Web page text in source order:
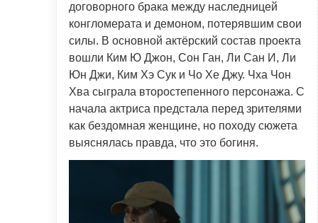
договорного брака между наследницей
конгломерата и демоном, потерявшим свои
силы. В основной актёрский состав проекта
вошли Ким Ю Джон, Сон Ган, Ли Сан И, Ли
Юн Джи, Ким Хэ Сук и Чо Хе Джу. Чха Чон
Хва сыграла второстепенного персонажа. С
начала актриса предстала перед зрителями
как бездомная женщине, но походу сюжета
выяснялась правда, что это богиня.